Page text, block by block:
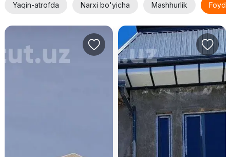
Yaqin-atrofda Narxi bo'yicha Mashhurlik